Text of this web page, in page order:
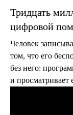
Тридцать
цифровой
Человек
том, что его
без него:
и просматривает